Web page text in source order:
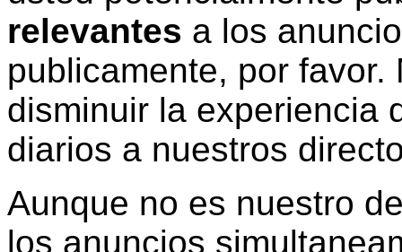
relevantes a los
publicamente, por
disminuir la experiencia
diarios a nuestros
Aunque no es nuestro
los anuncios